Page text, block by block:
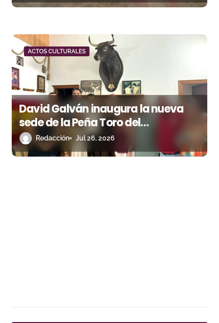
ACTOS CULTURALES
David Galván inaugura la nueva
sede de la Peña Toro del
Aguardiente de San Roque
Redacción Jul 26, 2026